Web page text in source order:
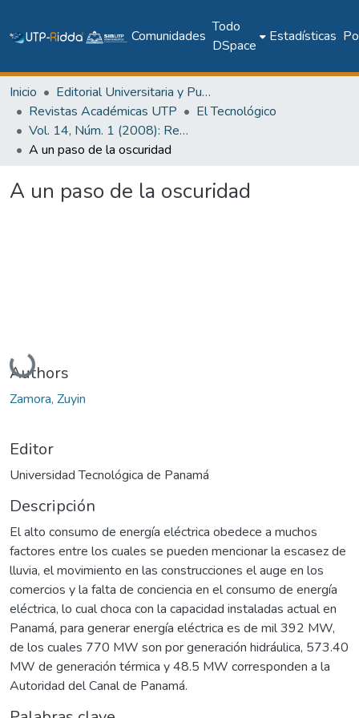
Comunidades
Todo
DSpace
Estadísticas
Inicio
Editorial Universitaria y Publicaciones Seriadas
Revistas Académicas UTP
El Tecnológico
Vol. 14, Núm. 1 (2008): Revista EL TECNOLÓGICO
A un paso de la oscuridad
A un paso de la oscuridad
Cargando...
Authors
Zamora, Zuyin
Editor
Universidad Tecnológica de Panamá
Descripción
El alto consumo de energía eléctrica obedece a muchos
factores entre los cuales se pueden mencionar la escasez de
lluvia, el movimiento en las construcciones el auge en los
comercios y la falta de conciencia en el consumo de energía
eléctrica, lo cual choca con la capacidad instaladas actual en
Panamá, para generar energía eléctrica es de mil 392 MW,
de los cuales 770 MW son por generación hidráulica, 573.40
MW de generación térmica y 48.5 MW corresponden a la
Autoridad del Canal de Panamá.